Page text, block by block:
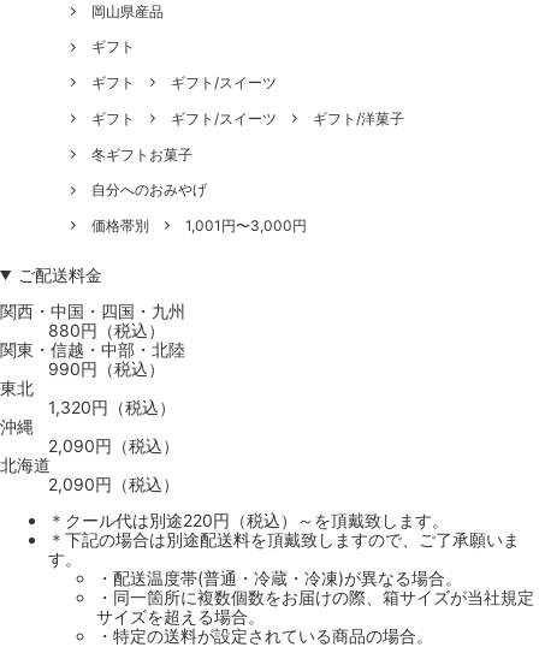
岡山県産品
ギフト
ギフト
ギフト/スイーツ
ギフト
ギフト/スイーツ
ギフト/洋菓子
冬ギフトお菓子
自分へのおみやげ
価格帯別
1,001円〜3,000円
ご配送料金
関西・中国・四国・九州
880円（税込）
関東・信越・中部・北陸
990円（税込）
東北
1,320円（税込）
沖縄
2,090円（税込）
北海道
2,090円（税込）
＊クール代は別途220円（税込）～を頂戴致します。
＊下記の場合は別途配送料を頂戴致しますので、ご了承願いま
す。
・配送温度帯(普通・冷蔵・冷凍)が異なる場合。
・同一箇所に複数個数をお届けの際、箱サイズが当社規定
サイズを超える場合。
・特定の送料が設定されている商品の場合。